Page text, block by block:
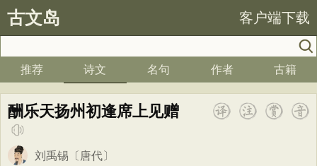
古文岛 客户端下载
推荐 诗文 名句 作者 古籍
酬乐天扬州初逢席上见赠
刘禹锡 〔唐代〕